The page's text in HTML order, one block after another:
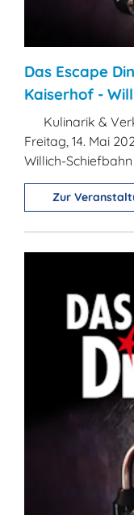
Das Escape
Kaiserhof -
Kulinarik &
Freitag, 14. Mai
Willich-
Zur